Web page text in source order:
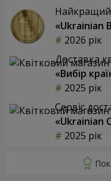
Найкращий
«Ukrainian
2026 рік
Доставка
«Вибір
2025 рік
Сервіс
«Ukrainian
2025 рік